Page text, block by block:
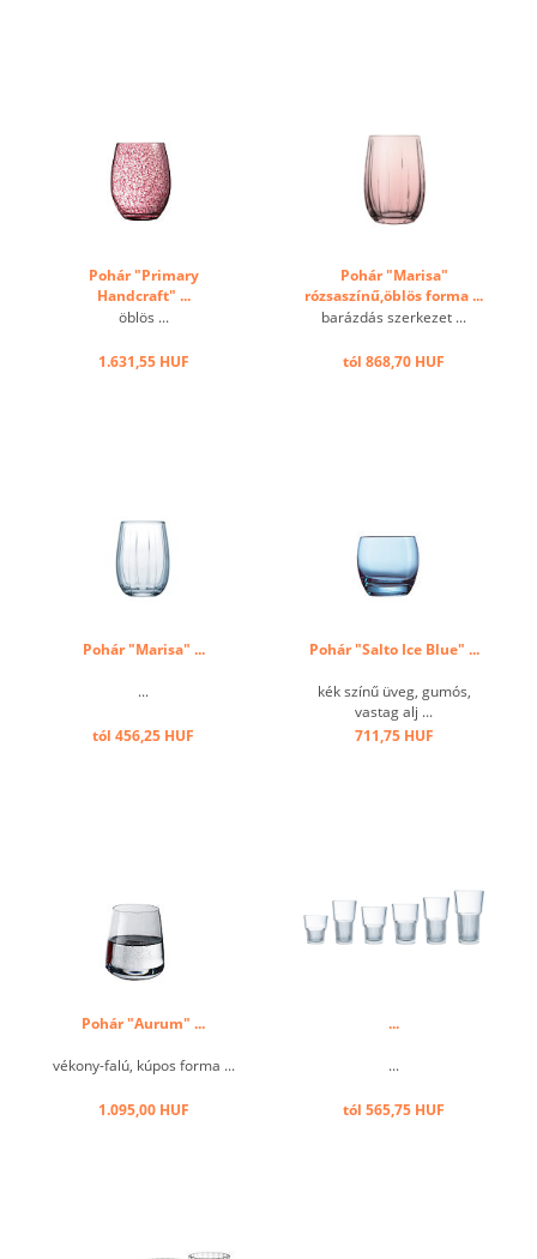
Pohár "Primary
Handcraft" ...
öblös ...
1.631,55 HUF
Pohár "Marisa"
rózsaszínű,öblös forma ...
barázdás szerkezet ...
tól 868,70 HUF
Pohár "Marisa" ...
...
tól 456,25 HUF
Pohár "Salto Ice Blue" ...
kék színű üveg, gumós,
vastag alj ...
711,75 HUF
Pohár "Aurum" ...
vékony-falú, kúpos forma ...
1.095,00 HUF
...
...
tól 565,75 HUF